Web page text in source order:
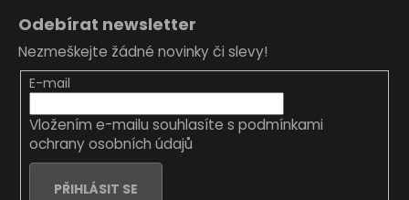
Odebírat newsletter
Nezmeškejte žádné novinky či slevy!
E-mail
Vložením e-mailu souhlasíte s podmínkami
ochrany osobních údajů
PŘIHLÁSIT SE